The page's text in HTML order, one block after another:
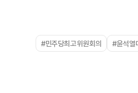
#민주당최고위원회의 #윤석열